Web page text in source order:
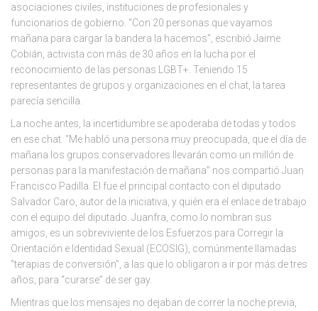
asociaciones civiles, instituciones de profesionales y
funcionarios de gobierno. “Con 20 personas que vayamos
mañana para cargar la bandera la hacemos”, escribió Jaime
Cobián, activista con más de 30 años en la lucha por el
reconocimiento de las personas LGBT+. Teniendo 15
representantes de grupos y organizaciones en el chat, la tarea
parecía sencilla.
La noche antes, la incertidumbre se apoderaba de todas y todos
en ese chat. “Me habló una persona muy preocupada, que el día de
mañana los grupos conservadores llevarán como un millón de
personas para la manifestación de mañana” nos compartió Juan
Francisco Padilla. El fue el principal contacto con el diputado
Salvador Caro, autor de la iniciativa, y quién era el enlace de trabajo
con el equipo del diputado. Juanfra, como lo nombran sus
amigos, es un sobreviviente de los Esfuerzos para Corregir la
Orientación e Identidad Sexual (ECOSIG), comúnmente llamadas
“terapias de conversión”, a las que lo obligaron a ir por más de tres
años, para “curarse” de ser gay.
Mientras que los mensajes no dejaban de correr la noche previa,